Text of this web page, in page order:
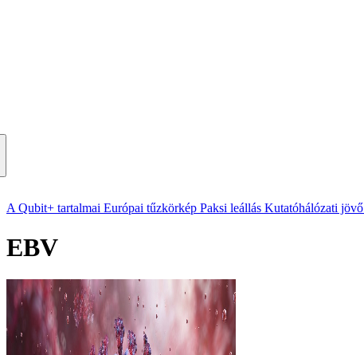
A Qubit+ tartalmai Európai tűzkörkép Paksi leállás Kutatóhálózati jövő
EBV